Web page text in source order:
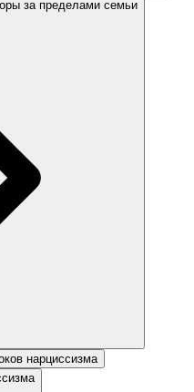
за пределами семьи
нарциссизма